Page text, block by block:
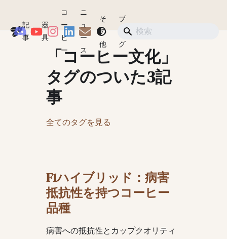
Coffeegeek
記
事
器
具
コ
ー
ヒ
ー
ニ
ュ
ー
ス
そ
の
他
ブ
ロ
グ
ショップ
「コーヒー文化」
タグのついた3記
事
全てのタグを見る
F1ハイブリッド：病害
抵抗性を持つコーヒー
品種
病害への抵抗性とカップクオリティ